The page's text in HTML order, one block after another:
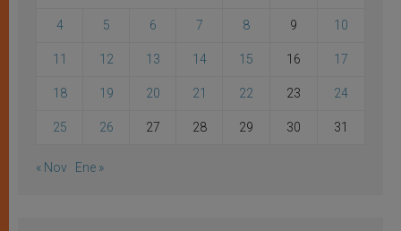
4 5 6 7 8 9 10
11 12 13 14 15 16 17
18 19 20 21 22 23 24
25 26 27 28 29 30 31
« Nov Ene »